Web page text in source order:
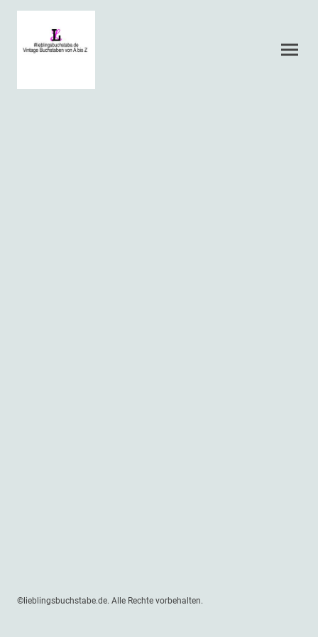
©lieblingsbuchstabe.de. Alle Rechte vorbehalten.